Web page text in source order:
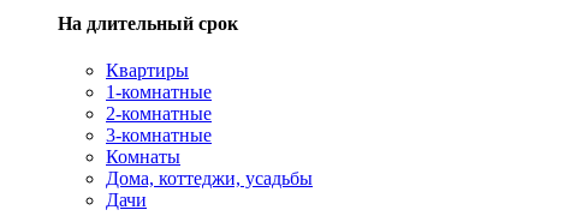
На длительный срок
Квартиры
1-комнатные
2-комнатные
3-комнатные
Комнаты
Дома, коттеджи, усадьбы
Дачи